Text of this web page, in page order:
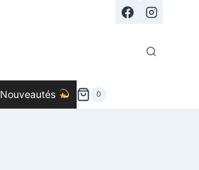
Nouveautés 0